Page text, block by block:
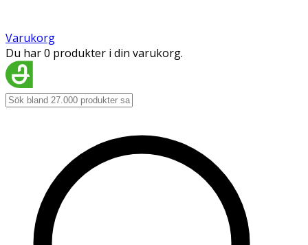
Varukorg
Du har 0 produkter i din varukorg.